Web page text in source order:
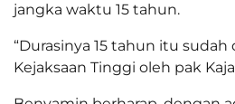
jangka waktu 15 tahun.
“Durasinya 15 tahun itu sudah
Kejaksaan Tinggi oleh pak